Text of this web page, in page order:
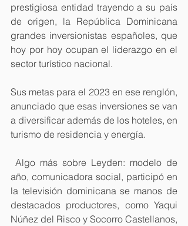
prestigiosa entidad trayendo a su país
de origen, la República Dominicana
grandes inversionistas españoles, que
hoy por hoy ocupan el liderazgo en el
sector turístico nacional.
Sus metas para el 2023 en ese renglón,
anunciado que esas inversiones se van
a diversificar además de los hoteles, en
turismo de residencia y energía.
año, comunicadora social, participó en
la televisión dominicana se manos de
destacados productores, como Yaqui
Núñez del Risco y Socorro Castellanos,